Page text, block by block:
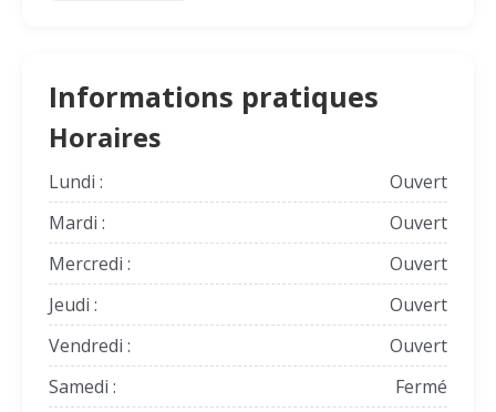
Informations pratiques
Horaires
Lundi :
Ouvert
Mardi :
Ouvert
Mercredi :
Ouvert
Jeudi :
Ouvert
Vendredi :
Ouvert
Samedi :
Fermé